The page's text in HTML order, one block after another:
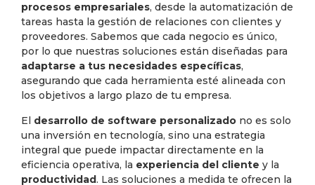
procesos empresariales, desde la automatización de
tareas hasta la gestión de relaciones con clientes y
proveedores. Sabemos que cada negocio es único,
por lo que nuestras soluciones están diseñadas para
adaptarse a tus necesidades específicas,
asegurando que cada herramienta esté alineada con
los objetivos a largo plazo de tu empresa.
El desarrollo de software personalizado no es solo
una inversión en tecnología, sino una estrategia
integral que puede impactar directamente en la
eficiencia operativa, la experiencia del cliente y la
productividad. Las soluciones a medida te ofrecen la